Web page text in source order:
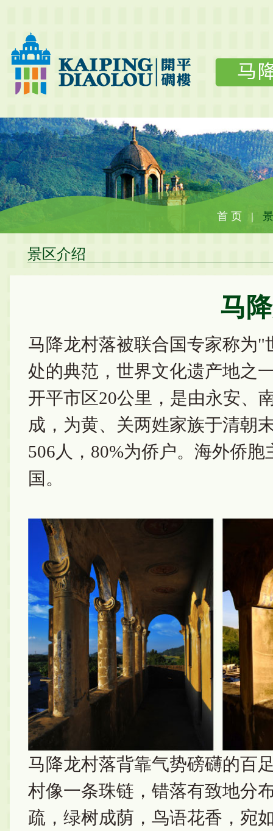
首 页
景区介绍
马
马降龙村落被联合国专家称为
处的典范，世界文化遗产地之
开平市区20公里，是由永安、
成，为黄、关两姓家族于清朝
506人，80%为侨户。海外侨
国。
马降龙村落背靠气势磅礴的百
村像一条珠链，错落有致地分
疏，绿树成荫，鸟语花香，宛